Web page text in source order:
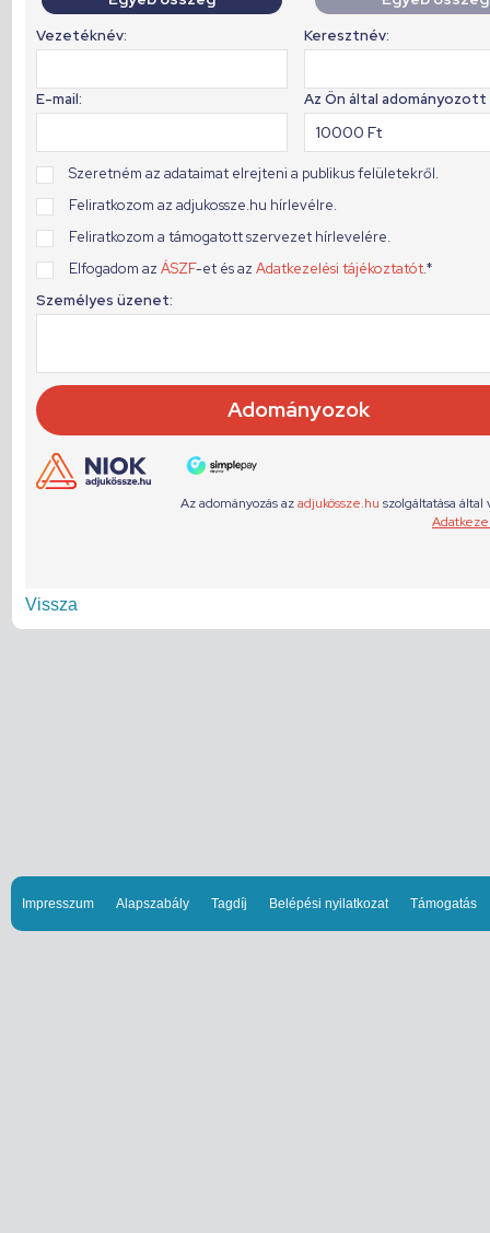
Vissza
Impresszum Alapszabály Tagdíj Belépési nyilatkozat Támogatás